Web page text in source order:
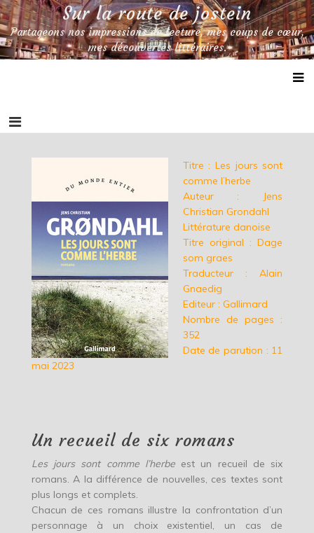
Skip
to
content
Sur la route de jostein
Partageons nos impressions de lecture, mes coups de cœur,
mes découvertes littéraires.
Titre : Les jours sont
comme l’herbe
Auteur : Jens
Christian Grondahl
Littérature danoise
Titre original : Dage
som graes
Traducteur : Alain
Gnaedig
Editeur : Gallimard
Nombre de pages :
352
Date de parution : 11
mai 2023
Un recueil de six romans
Les jours sont comme l’herbeest un recueil de six
romans. A la différence de nouvelles, ces textes sont
plus longs et complets.
Chacun de ces romans illustre la confrontation d’un
personnage à un choix existentiel, un cas de